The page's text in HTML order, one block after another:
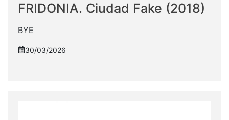
FRIDONIA. Ciudad Fake (2018)
BYE
30/03/2026